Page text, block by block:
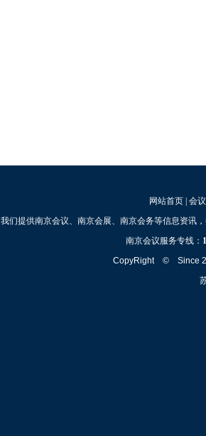
网站首页| 会
我们提供南京会议、南京会展、南京会务等信息资讯
南京会议服务专线：
CopyRight © Since